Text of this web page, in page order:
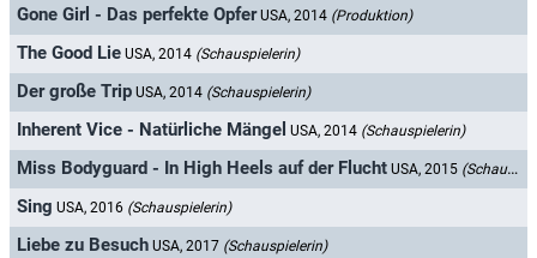
Gone Girl - Das perfekte Opfer USA, 2014 (Produktion)
The Good Lie USA, 2014 (Schauspielerin)
Der große Trip USA, 2014 (Schauspielerin)
Inherent Vice - Natürliche Mängel USA, 2014 (Schauspielerin)
Miss Bodyguard - In High Heels auf der Flucht USA, 2015 (Schauspielerin)
Sing USA, 2016 (Schauspielerin)
Liebe zu Besuch USA, 2017 (Schauspielerin)